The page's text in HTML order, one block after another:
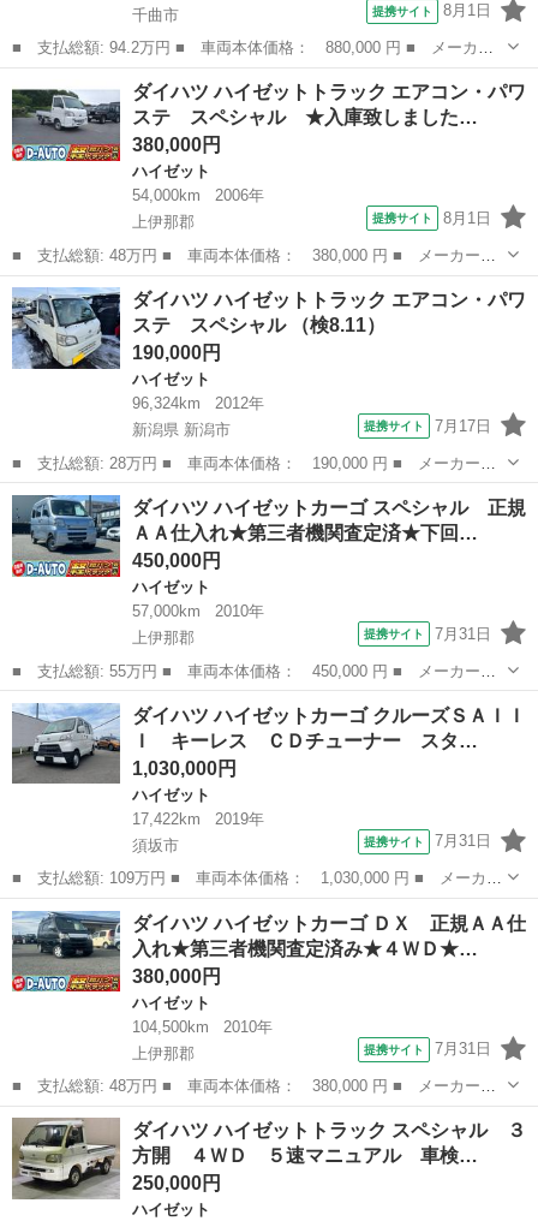
千曲市
提携サイト 8月1日
■ 支払総額: 94.2万円 ■ 車両本体価格： 880,000 円 ■ メーカー
名： ダイハツ ■ 車種名： ハイゼットトラック ■ グレード
名： スタンダードＳＡＩＩＩｔ ■ 排気量： 660cc ■ ドア枚
数： 2D...
ハイゼット
ダイハツ ハイゼットトラック エアコン・パワ
ステ スペシャル ★入庫致しました…
380,000円
ハイゼット
54,000km
2006年
上伊那郡
提携サイト 8月1日
■ 支払総額: 48万円 ■ 車両本体価格： 380,000 円 ■ メーカー
名： ダイハツ ■ 車種名： ハイゼットトラック ■ グレード
名： エアコン・パワステ スペシャル ★入庫致しました距離若軽
トラ★車検２年付き★...
長野 上伊那郡 ハイゼット
ダイハツ ハイゼットトラック エアコン・パワ
ステ スペシャル （検8.11）
190,000円
ハイゼット
96,324km
2012年
新潟県 新潟市
提携サイト 7月17日
■ 支払総額: 28万円 ■ 車両本体価格： 190,000 円 ■ メーカー
名： ダイハツ ■ 車種名： ハイゼットトラック ■ グレード
名： エアコン・パワステ スペシャル ■ 排気量： 660cc ■ ドア
枚数： 2...
新潟 新潟市 ハイゼット
ダイハツ ハイゼットカーゴ スペシャル 正規
ＡＡ仕入れ★第三者機関査定済★下回…
450,000円
ハイゼット
57,000km
2010年
上伊那郡
提携サイト 7月31日
■ 支払総額: 55万円 ■ 車両本体価格： 450,000 円 ■ メーカー
名： ダイハツ ■ 車種名： ハイゼットカーゴ ■ グレード名：
スペシャル 正規ＡＡ仕入れ★第三者機関査定済★下回り錆なし★４
ＷＤ★マニュアル...
長野 上伊那郡 ハイゼット
ダイハツ ハイゼットカーゴ クルーズＳＡＩＩ
Ｉ キーレス ＣＤチューナー スタ…
1,030,000円
ハイゼット
17,422km
2019年
須坂市
提携サイト 7月31日
■ 支払総額: 109万円 ■ 車両本体価格： 1,030,000 円 ■ メーカー
名： ダイハツ ■ 車種名： ハイゼットカーゴ ■ グレード名：
クルーズＳＡＩＩＩ キーレス ＣＤチューナー スタッドレスタイ
ヤ付 ４Ｗ...
長野 須坂市 ハイゼット
ダイハツ ハイゼットカーゴ ＤＸ 正規ＡＡ仕
入れ★第三者機関査定済み★４ＷＤ★…
380,000円
ハイゼット
104,500km
2010年
上伊那郡
提携サイト 7月31日
■ 支払総額: 48万円 ■ 車両本体価格： 380,000 円 ■ メーカー
名： ダイハツ ■ 車種名： ハイゼットカーゴ ■ グレード名：
ＤＸ 正規ＡＡ仕入れ★第三者機関査定済み★４ＷＤ★オートマ★社
外オーディオ★車...
長野 上伊那郡 ハイゼット
ダイハツ ハイゼットトラック スペシャル ３
方開 ４ＷＤ ５速マニュアル 車検…
250,000円
ハイゼット